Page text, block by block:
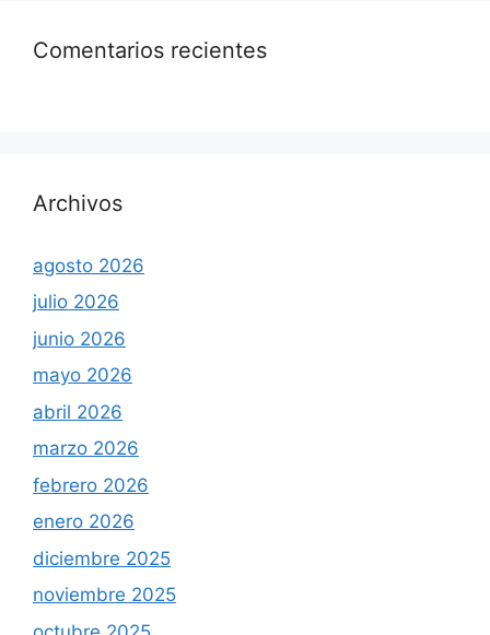
Comentarios recientes
Archivos
agosto 2026
julio 2026
junio 2026
mayo 2026
abril 2026
marzo 2026
febrero 2026
enero 2026
diciembre 2025
noviembre 2025